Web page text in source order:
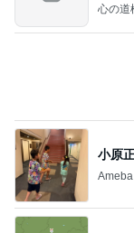
心の道
小原